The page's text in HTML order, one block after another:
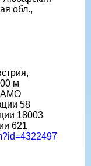
обл.,
м
58
18003
621